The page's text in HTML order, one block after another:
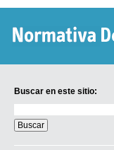
Buscar en este sitio:
en
este
sitio: